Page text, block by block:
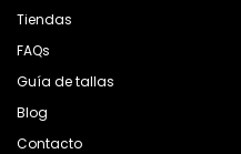
Tiendas
FAQs
Guía de tallas
Blog
Contacto